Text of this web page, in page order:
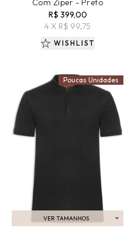
R$ 399,00
4 X R$ 99,75
WISHLIST
VER TAMANHOS
ADICIONAR AO CARRINHO
Poucas Unidades